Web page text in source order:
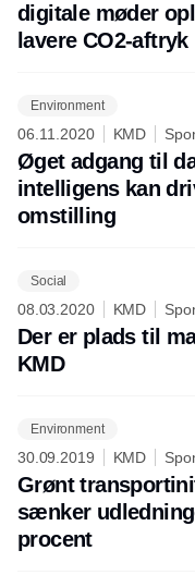
digitale møder
lavere CO2-aftryk
Environment
06.11.2020 KMD
Øget adgang til
intelligens kan
omstilling
Social
08.03.2020 KMD
Der er plads til
KMD
Environment
30.09.2019 KMD
Grønt
sænker
procent